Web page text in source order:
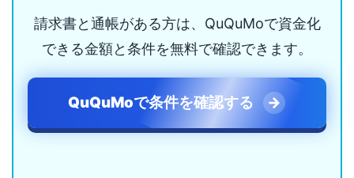
請求書と通帳がある方は、QuQuMoで資金化
できる金額と条件を無料で確認できます。
QuQuMoで条件を確認する